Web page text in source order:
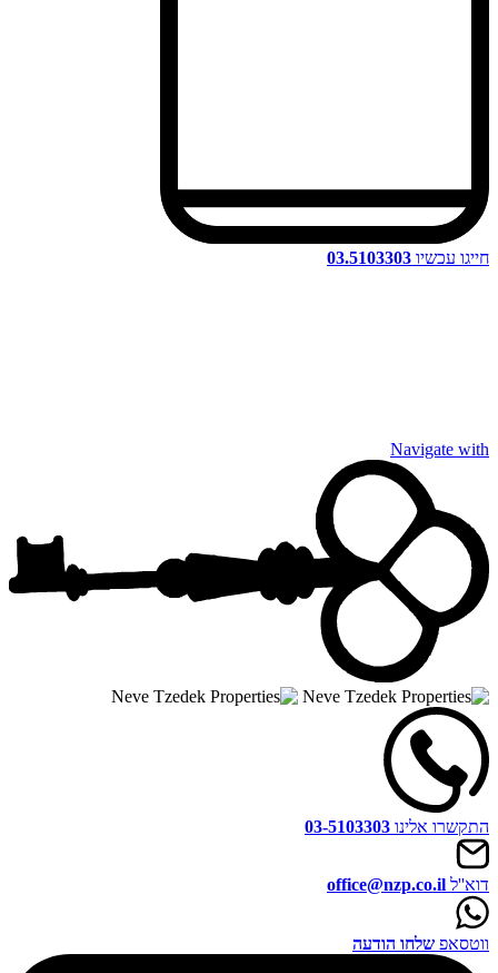
חייגו עכשיו 03.5103303
Navigate with
התקשרו אלינו 03-5103303
דוא''ל office@nzp.co.il
ווטסאפ שלחו הודעה